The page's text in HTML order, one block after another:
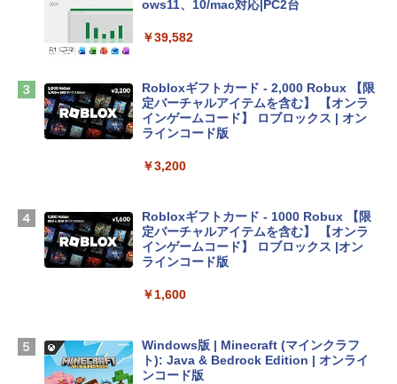
ンケース Dell NEC Lavie ASUS HP dyna
￥2,952
Apple 2026 MacBook Air M5チップ搭載
igence、13.6インチLiquid Retinaディ
ームカメラ、日本語キーボード、Touch I
D - ミッドナイト
￥298,901
SSD インテル Core 5
￥129,800
ows11、10/mac対応|PC2台
￥39,582
Robloxギフトカード - 2,000 Robux 【限
定バーチャルアイテムを含む】 【オンラ
インゲームコード】 ロブロックス | オン
ラインコード版
￥3,200
Robloxギフトカード - 1000 Robux 【限
定バーチャルアイテムを含む】 【オンラ
インゲームコード】 ロブロックス |オン
ラインコード版
￥1,600
Windows版 | Minecraft (マインクラフ
ト): Java & Bedrock Edition | オンライ
ンコード版